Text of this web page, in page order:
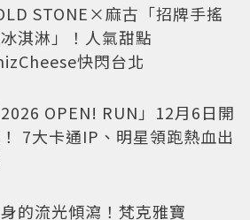
STONE×麻古「招牌手搖
淇淋」！人氣甜點
快閃台北
2026 OPEN! RUN」12月6日開
7大卡通IP、明星領跑熱血出
的流光傾瀉！梵克雅寶